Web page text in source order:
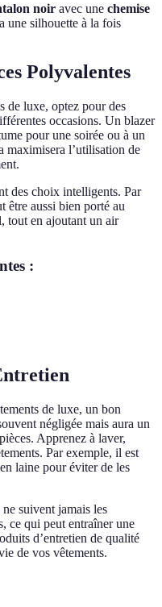
noir avec une chemise
une silhouette à la fois
Polyvalentes
de luxe, optez pour des
occasions. Un blazer
pour une soirée ou à un
maximisera l’utilisation de
des choix intelligents. Par
être aussi bien porté au
tout en ajoutant un air
:
de luxe, un bon
négligée mais aura un
Apprenez à laver,
Par exemple, il est
laine pour éviter de les
ne suivent jamais les
ce qui peut entraîner une
d’entretien de qualité
de vos vêtements.